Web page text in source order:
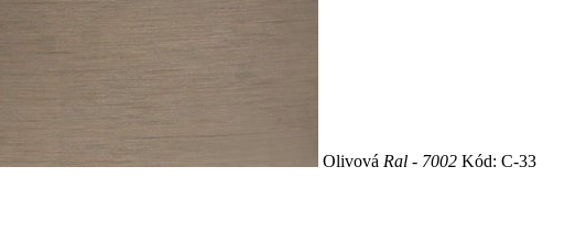
Olivová Ral - 7002 Kód: C-33